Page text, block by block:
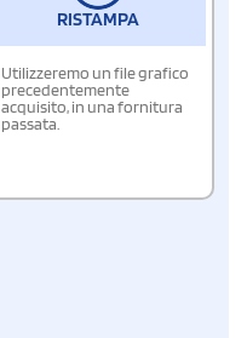
RISTAMPA
Utilizzeremo un file grafico
precedentemente
acquisito, in una fornitura
passata.